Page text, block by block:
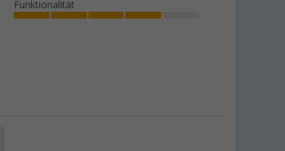
Funktionalität